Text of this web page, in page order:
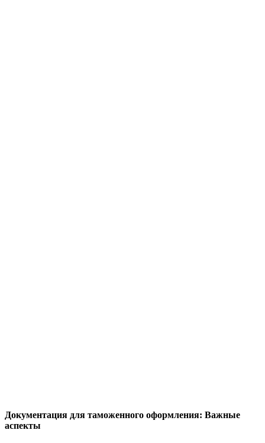
Документация для таможенного оформления: Важные
аспекты